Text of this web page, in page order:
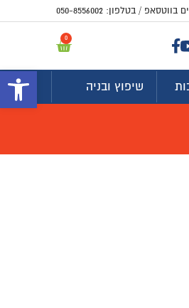
בווטסאפ / בטלפון: 050-8556002
0
שיפוץ ובניה